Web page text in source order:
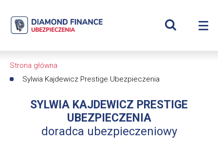
Sylwia
Diamond
Finance
Ubezpieczenia
Wyświetl
Ścieżka
Strona główna
Sylwia Kajdewicz Prestige Ubezpieczenia
SYLWIA KAJDEWICZ PRESTIGE
UBEZPIECZENIA
doradca ubezpieczeniowy